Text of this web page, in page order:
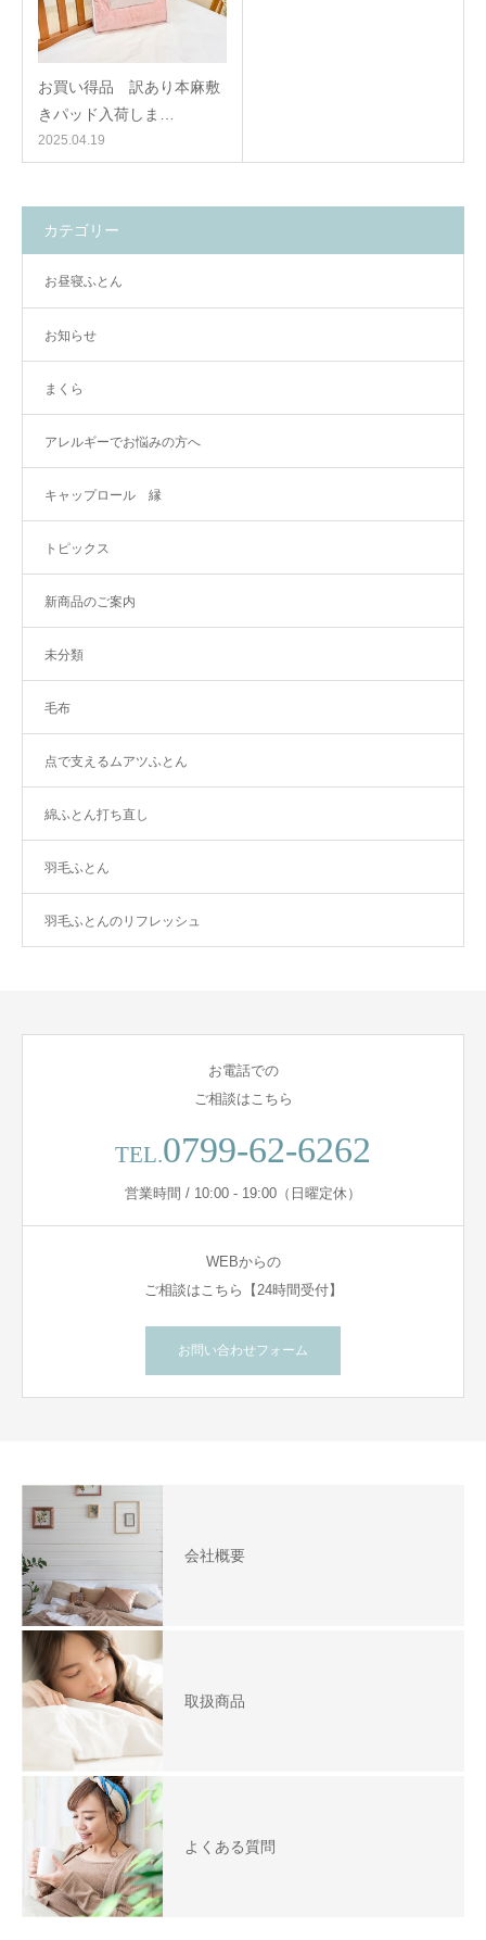
お買い得品 訳あり本麻敷
きパッド入荷しま…
2025.04.19
カテゴリー
お昼寝ふとん
お知らせ
まくら
アレルギーでお悩みの方へ
キャップロール 縁
トピックス
新商品のご案内
未分類
毛布
点で支えるムアツふとん
綿ふとん打ち直し
羽毛ふとん
羽毛ふとんのリフレッシュ
お電話での
ご相談はこちら
TEL.0799-62-6262
営業時間 / 10:00 - 19:00（日曜定休）
WEBからの
ご相談はこちら【24時間受付】
お問い合わせフォーム
会社概要
取扱商品
よくある質問